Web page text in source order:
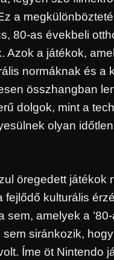
a
80-as évekbeli
Azok a játékok,
normáknak és a
összhangban
dolgok, mint a
olyan
öregedett játékok
fejlődő kulturális
sem, amelyek a
siránkozik, hogy
Íme öt Nintendo